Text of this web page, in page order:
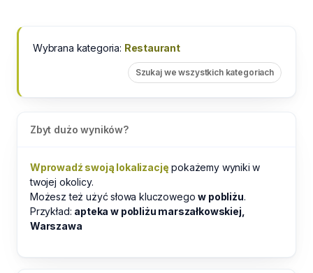
Wybrana kategoria: Restaurant
Szukaj we wszystkich kategoriach
Zbyt dużo wyników?
Wprowadź swoją lokalizację pokażemy wyniki w
twojej okolicy.
Możesz też użyć słowa kluczowegow pobliżu.
Przykład: apteka w pobliżu marszałkowskiej,
Warszawa